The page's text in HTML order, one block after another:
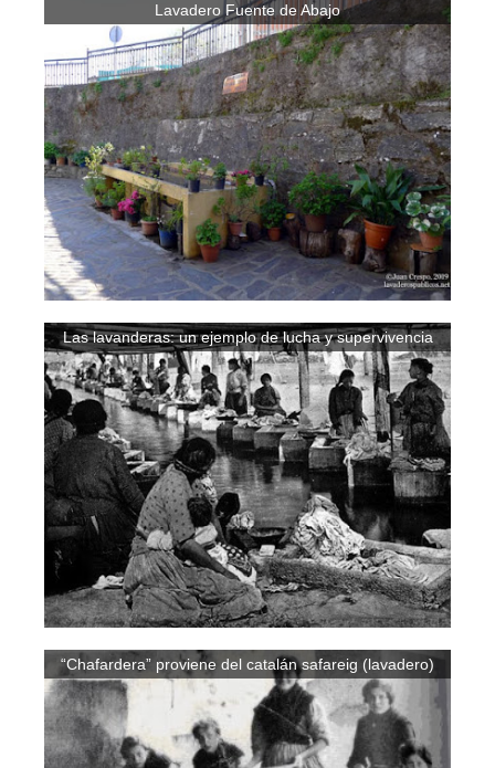
Lavadero Fuente de Abajo
Las lavanderas: un ejemplo de lucha y supervivencia
“Chafardera” proviene del catalán safareig (lavadero)